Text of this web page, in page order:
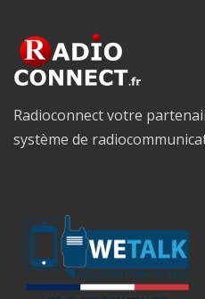
Radioconnect votre
système de